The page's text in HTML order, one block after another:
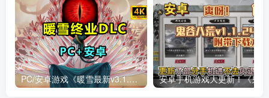
PC/安卓游戏《暖雪最新v3.1.0.1》终业DLC整合版！